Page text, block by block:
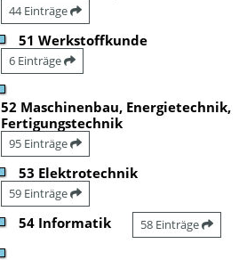
44 Einträge
51 Werkstoffkunde
6 Einträge
52 Maschinenbau, Energietechnik,
Fertigungstechnik
95 Einträge
53 Elektrotechnik
59 Einträge
54 Informatik 58 Einträge